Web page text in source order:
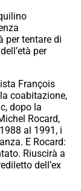
per tentare di
per
François
coabitazione,
dopo la
Rocard,
al 1991, i
E Rocard:
Riuscirà a
dell’ex